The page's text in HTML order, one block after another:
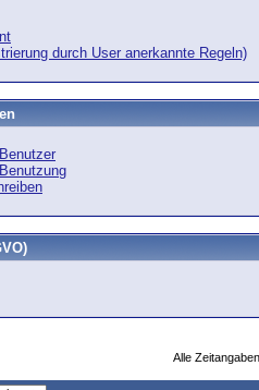
durch User anerkannte Regeln)
Alle